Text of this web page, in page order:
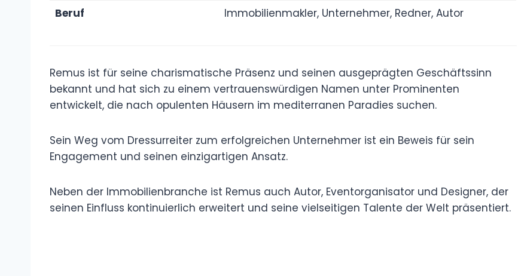
Beruf
Immobilienmakler, Unternehmer, Redner, Autor
Remus ist für seine charismatische Präsenz und seinen ausgeprägten Geschäftssinn
bekannt und hat sich zu einem vertrauenswürdigen Namen unter Prominenten
entwickelt, die nach opulenten Häusern im mediterranen Paradies suchen.
Sein Weg vom Dressurreiter zum erfolgreichen Unternehmer ist ein Beweis für sein
Engagement und seinen einzigartigen Ansatz.
Neben der Immobilienbranche ist Remus auch Autor, Eventorganisator und Designer, der
seinen Einfluss kontinuierlich erweitert und seine vielseitigen Talente der Welt präsentiert.